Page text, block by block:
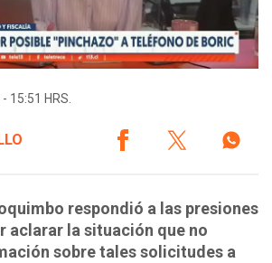
15:51 HRS.
respondió a las presiones
aclarar la situación que no
sobre tales solicitudes a